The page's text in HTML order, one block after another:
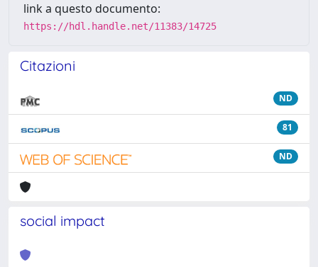
link a questo documento:
https://hdl.handle.net/11383/14725
Citazioni
ND
81
ND
social impact